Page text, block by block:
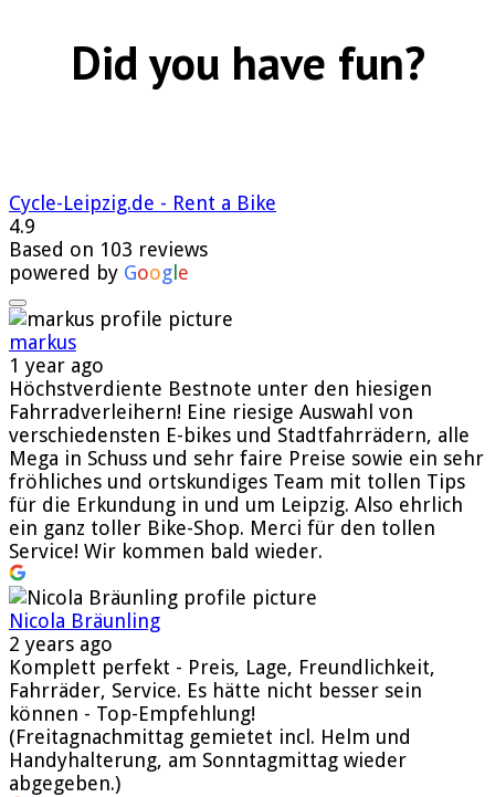
Did you have fun?
Cycle-Leipzig.de - Rent a Bike
4.9
Based on 103 reviews
powered by Goog e
markus
1 year ago
Höchstverdiente Bestnote unter den hiesigen
Fahrradverleihern! Eine riesige Auswahl von
verschiedensten E-bikes und Stadtfahrrädern, alle
Mega in Schuss und sehr faire Preise sowie ein sehr
fröhliches und ortskundiges Team mit tollen Tips
für die Erkundung in und um Leipzig. Also ehrlich
ein ganz toller Bike-Shop. Merci für den tollen
Service! Wir kommen bald wieder.
Nicola Bräunling
2 years ago
Komplett perfekt - Preis, Lage, Freundlichkeit,
Fahrräder, Service. Es hätte nicht besser sein
können - Top-Empfehlung!
(Freitagnachmittag gemietet incl. Helm und
Handyhalterung, am Sonntagmittag wieder
abgegeben.)